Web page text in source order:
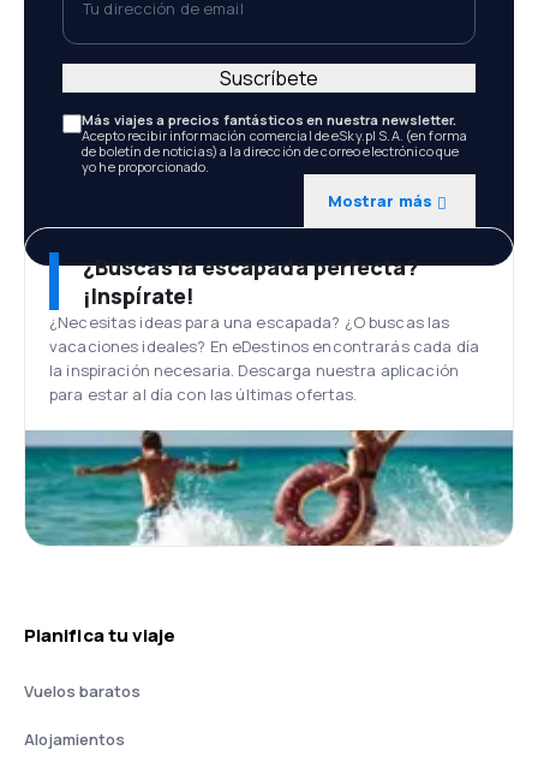
Más viajes a precios fantásticos en nuestra newsletter.
Acepto recibir información comercial de eSky.pl S.A. (en forma
de boletín de noticias) a la dirección de correo electrónico que
yo he proporcionado.
Mostrar más
Suscríbete
¿Buscas la escapada perfecta?
¡Inspírate!
¿Necesitas ideas para una escapada? ¿O buscas las
vacaciones ideales? En eDestinos encontrarás cada día
la inspiración necesaria. Descarga nuestra aplicación
para estar al día con las últimas ofertas.
Planifica tu viaje
Vuelos baratos
Alojamientos